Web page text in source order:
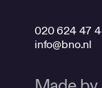
020 624 47
info@bno.nl